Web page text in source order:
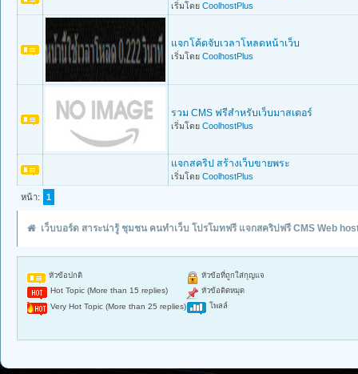
เริ่มโดย CoolhostPlus
แจกโค้ดจับเวลาโหลดหน้าเว็บ
เริ่มโดย CoolhostPlus
รวม CMS ฟรีสำหรับเว็บมาสเตอร์
เริ่มโดย CoolhostPlus
แจกสคริป สร้างเว็บขายพระ
เริ่มโดย CoolhostPlus
หน้า: 1
เว็บบอร์ด สาระน่ารู้ ชุมชน คนทำเว็บ โปรโมทฟรี แจกสคริปฟรี CMS Web
หัวข้อปกติ
Hot Topic (More than 15 replies)
Very Hot Topic (More than 25 replies)
หัวข้อที่ถูกใส่กุญแจ
หัวข้อติดหมุด
โพลล์